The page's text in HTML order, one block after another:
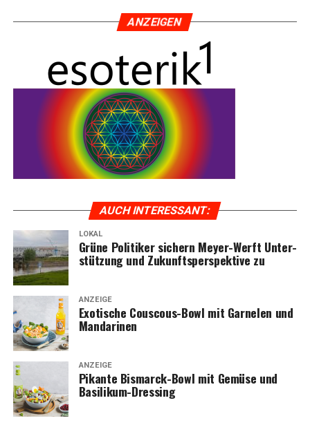
ANZEI­GEN
AUCH INTER­ES­SANT:
LOKAL
Grü­ne Poli­ti­ker sichern Mey­er-Werft Unter­
stüt­zung und Zukunfts­per­spek­ti­ve zu
ANZEIGE
Exo­ti­sche Cous­cous-Bowl mit Gar­ne­len und
Mandarinen
ANZEIGE
Pikan­te Bis­marck-Bowl mit Gemü­se und
Basilikum-Dressing